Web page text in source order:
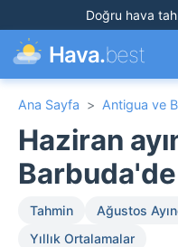
Doğru hava
Hava.best
Ana Sayfa > Antigua ve
Haziran
Tahmin Ağustos
Yıllık Ortalamalar